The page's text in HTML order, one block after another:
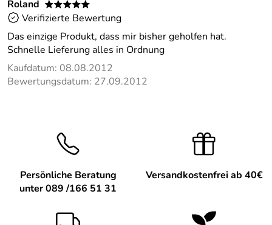
Roland
*****
Verifizierte Bewertung
Das einzige Produkt, dass mir bisher geholfen hat.
Schnelle Lieferung alles in Ordnung
Kaufdatum: 08.08.2012
Bewertungsdatum: 27.09.2012
Persönliche Beratung
unter 089 /166 51 31
Versandkostenfrei ab 40€